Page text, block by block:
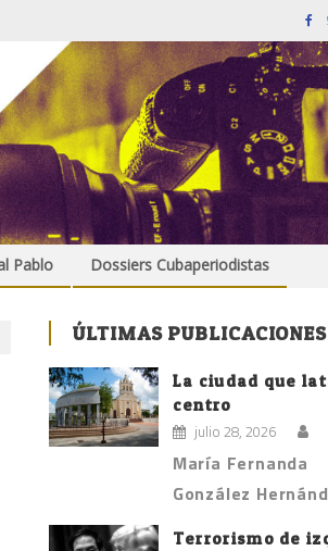
Pablo Dossiers Cubaperiodistas
ÚLTIMAS PUBLICACIONES
La ciudad que
centro
julio 28, 2026
María Fernanda
González
Terrorismo de